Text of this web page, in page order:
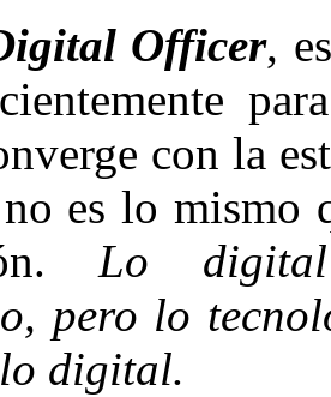
Officer,
con la
es lo mismo
Lo digital
pero lo
digital.